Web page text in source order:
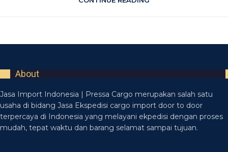
About
Jasa Import Indonesia | Pressa Cargo merupakan salah satu
usaha di bidang Jasa Ekspedisi cargo import door to door
terpercaya di Indonesia yang melayani ekpedisi dengan proses
mudah, tepat waktu dan barang selamat sampai tujuan.